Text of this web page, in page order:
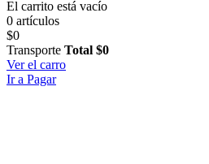
El carrito está vacío
0 artículos
$0
Transporte Total $0
Ver el carro
Ir a Pagar